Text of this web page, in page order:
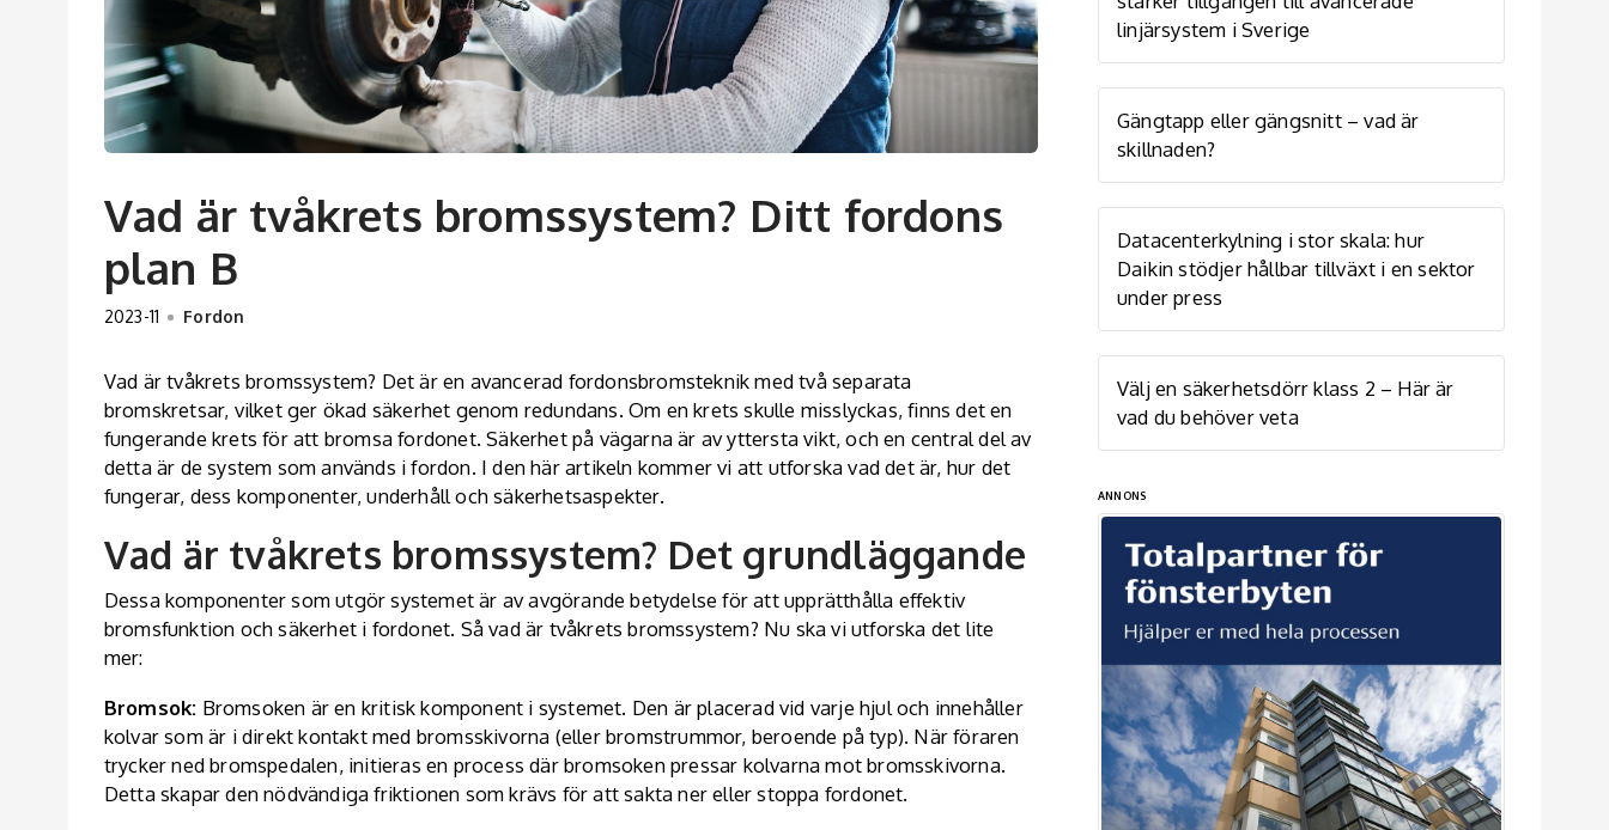
Vad är tvåkrets bromssystem? Ditt fordons
plan B
2023-11 Fordon
Vad är tvåkrets bromssystem? Det är en avancerad fordonsbromsteknik med två separata
bromskretsar, vilket ger ökad säkerhet genom redundans. Om en krets skulle misslyckas, finns det en
fungerande krets för att bromsa fordonet. Säkerhet på vägarna är av yttersta vikt, och en central del av
detta är de system som används i fordon. I den här artikeln kommer vi att utforska vad det är, hur det
fungerar, dess komponenter, underhåll och säkerhetsaspekter.
Vad är tvåkrets bromssystem? Det grundläggande
Dessa komponenter som utgör systemet är av avgörande betydelse för att upprätthålla effektiv
bromsfunktion och säkerhet i fordonet. Så vad är tvåkrets bromssystem? Nu ska vi utforska det lite
mer:
Bromsok: Bromsoken är en kritisk komponent i systemet. Den är placerad vid varje hjul och innehåller
kolvar som är i direkt kontakt med bromsskivorna (eller bromstrummor, beroende på typ). När föraren
trycker ned bromspedalen, initieras en process där bromsoken pressar kolvarna mot bromsskivorna.
Detta skapar den nödvändiga friktionen som krävs för att sakta ner eller stoppa fordonet.
linjärsystem i Sverige
Gängtapp eller gängsnitt – vad är
skillnaden?
Datacenterkylning i stor skala: hur
Daikin stödjer hållbar tillväxt i en sektor
under press
Välj en säkerhetsdörr klass 2 – Här är
vad du behöver veta
ANNONS